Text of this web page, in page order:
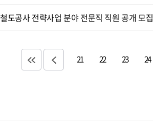
도공사 전략사업 분야 전문직 직원 공개 모집
21 22 23 24